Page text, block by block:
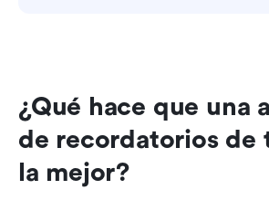
¿Qué hace que una
de recordatorios de
la mejor?